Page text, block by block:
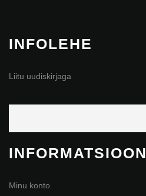
INFOLEHE
Liitu uudiskirjaga
INFORMATSIOON
Minu konto